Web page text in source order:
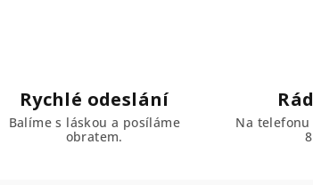
Rychlé odeslání
Balíme s láskou a posíláme
obratem.
Na